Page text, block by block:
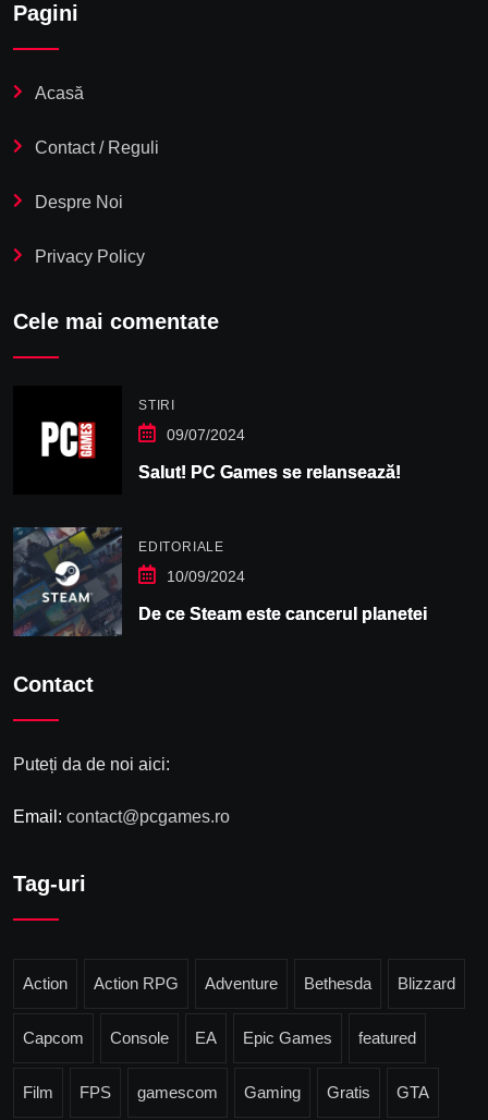
Pagini
Acasă
Contact / Reguli
Despre Noi
Privacy Policy
Cele mai comentate
STIRI
09/07/2024
Salut! PC Games se relansează!
EDITORIALE
10/09/2024
De ce Steam este cancerul planetei
Contact
Puteți da de noi aici:
Email: contact@pcgames.ro
Tag-uri
Action Action RPG Adventure Bethesda Blizzard
Capcom Console EA Epic Games featured
Film FPS gamescom Gaming Gratis GTA